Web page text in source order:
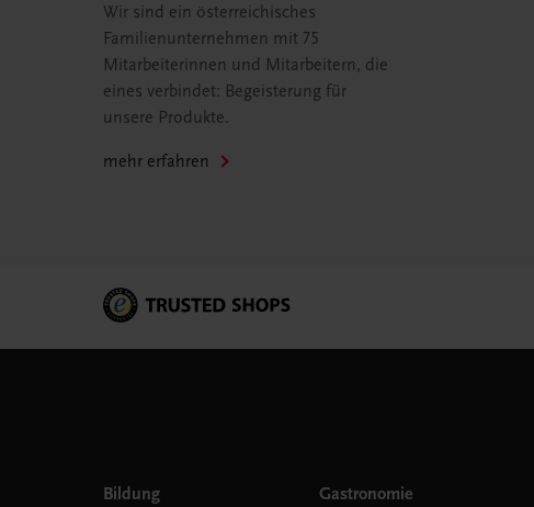
Wir sind ein österreichisches
Familienunternehmen mit 75
Mitarbeiterinnen und Mitarbeitern, die
eines verbindet: Begeisterung für
unsere Produkte.
mehr erfahren
Bildung Gastronomie